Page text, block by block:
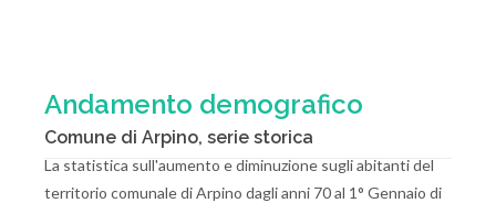
Andamento demografico
Comune di Arpino, serie storica
La statistica sull'aumento e diminuzione sugli abitanti del
territorio comunale di Arpino dagli anni 70 al 1° Gennaio di